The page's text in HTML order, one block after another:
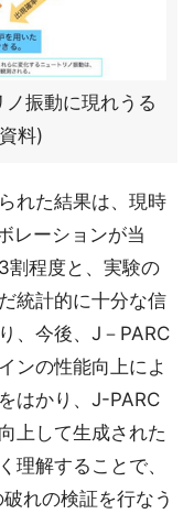
振動に現れうる
料)
れた結果は、現時
レーションが当
割程度と、実験の
統計的に十分な信
、今後、J－PARC
ンの性能向上によ
はかり、J-PARC
上して生成された
理解することで、
れの検証を行なう